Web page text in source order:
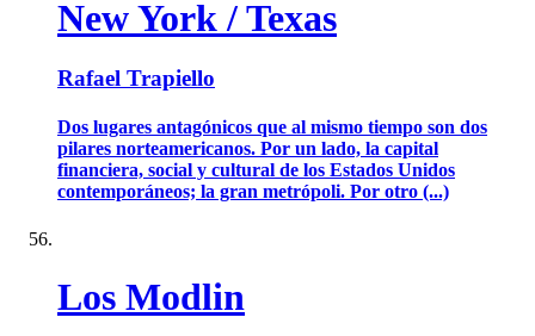
New York / Texas
Rafael Trapiello
Dos lugares antagónicos que al mismo tiempo son dos
pilares norteamericanos. Por un lado, la capital
financiera, social y cultural de los Estados Unidos
contemporáneos; la gran metrópoli. Por otro (...)
Los Modlin